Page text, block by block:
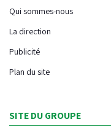
Qui sommes-nous
La direction
Publicité
Plan du site
SITE DU GROUPE